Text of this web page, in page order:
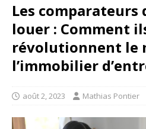
Les comparateurs
louer : Comment
révolutionnent le
l’immobilier
août 2, 2023 Mathias Pontier